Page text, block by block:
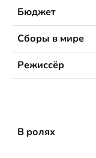
Бюджет
Сборы в мире
Режиссёр
В ролях